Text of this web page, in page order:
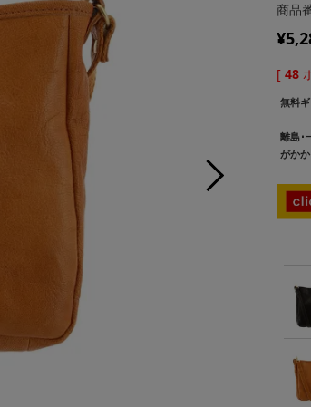
商品
¥
[ 48
無料
離島･
がか